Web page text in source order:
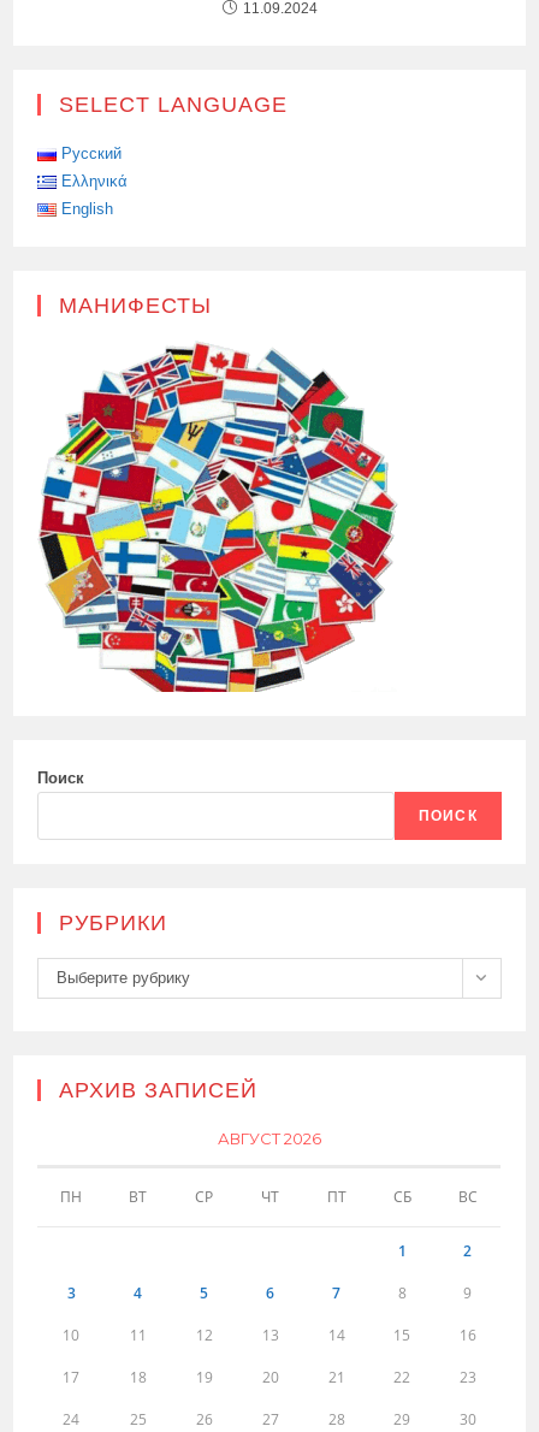
11.09.2024
SELECT LANGUAGE
Русский
Ελληνικά
English
МАНИФЕСТЫ
Поиск
ПОИСК
РУБРИКИ
Рубрики
Выберите рубрику
АРХИВ ЗАПИСЕЙ
АВГУСТ 2026
ПН ВТ СР ЧТ ПТ СБ ВС
1 2
3 4 5 6 7 8 9
10 11 12 13 14 15 16
17 18 19 20 21 22 23
24 25 26 27 28 29 30